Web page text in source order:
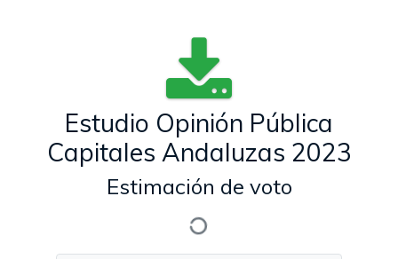
Estudio Opinión Pública
Capitales Andaluzas 2023
Estimación de voto